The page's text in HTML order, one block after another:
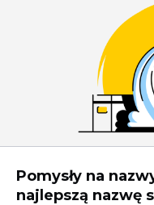
Pomysły na
najlepszą nazwę